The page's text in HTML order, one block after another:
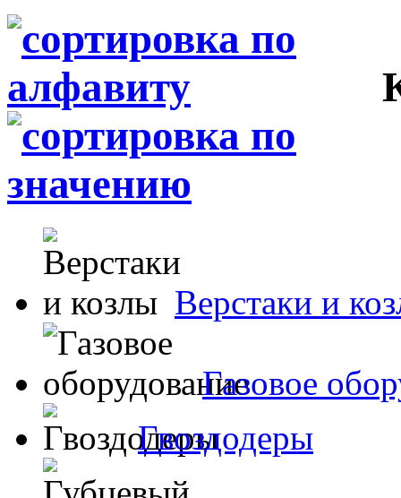
Верстаки и
Газовое
Гвоздодеры